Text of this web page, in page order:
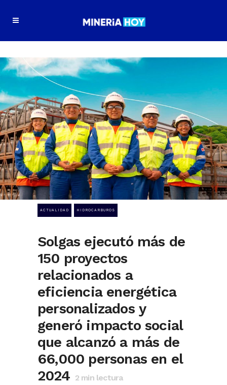
ACTUALIDAD HIDROCARBUROS
Solgas ejecutó más de
150 proyectos
relacionados a
eficiencia energética
personalizados y
generó impacto social
que alcanzó a más de
66,000 personas en el
2024 2 min lectura